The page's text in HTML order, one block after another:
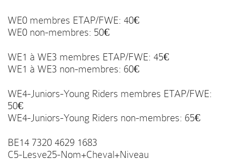
WE0 membres ETAP/FWE: 40€
WE0 non-membres: 50€
WE1 à WE3 membres ETAP/FWE: 45€
WE1 à WE3 non-membres: 60€
WE4-Juniors-Young Riders membres ETAP/FWE:
50€
WE4-Juniors-Young Riders non-membres: 65€
BE14 7320 4629 1683
C5-Lesve25-Nom+Cheval+Niveau